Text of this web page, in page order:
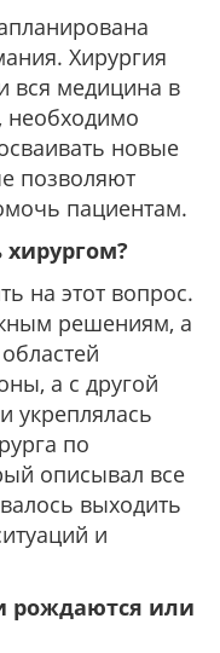
Хирургия
вся медицина в
необходимо
новые
позволяют
пациентам.
на этот вопрос.
решениям, а
а с другой
укреплялась
по
описывал все
выходить
и
рождаются или